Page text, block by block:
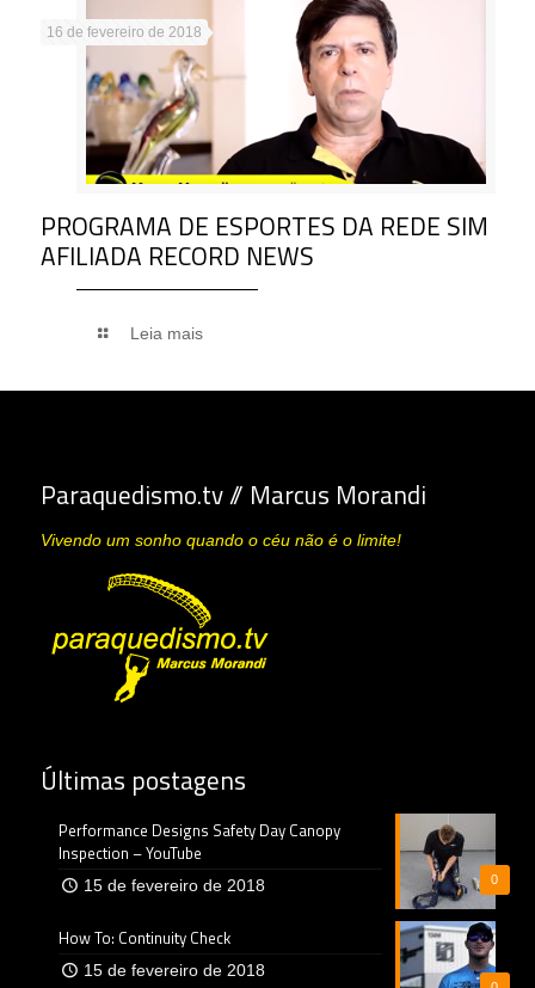
16 de fevereiro de 2018
PROGRAMA DE ESPORTES DA REDE SIM
AFILIADA RECORD NEWS
Leia mais
Paraquedismo.tv // Marcus Morandi
Vivendo um sonho quando o céu não é o limite!
Últimas postagens
0
Performance Designs Safety Day Canopy
Inspection – YouTube
15 de fevereiro de 2018
How To: Continuity Check
15 de fevereiro de 2018